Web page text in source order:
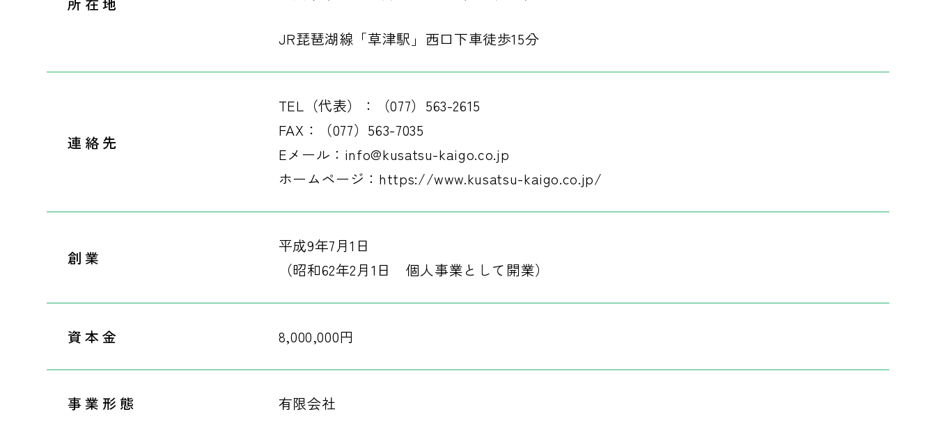
JR琵琶湖線「草津駅」西口下車徒歩15分
連絡先
TEL（代表）：（077）563-2615
FAX：（077）563-7035
Eメール：info@kusatsu-kaigo.co.jp
ホームページ：https://www.kusatsu-kaigo.co.jp/
創業
平成9年7月1日
（昭和62年2月1日 個人事業として開業）
資本金 8,000,000円
事業形態 有限会社